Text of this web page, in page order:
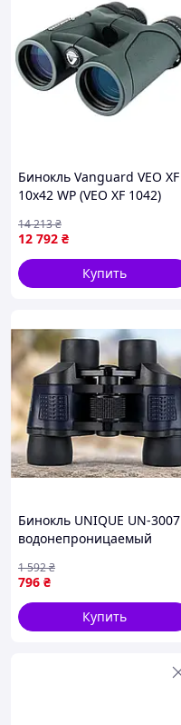
Бинокль Vanguard VEO XF
10x42 WP (VEO XF 1042)
12 792 ₴
14 213₴
Купить
Бинокль UNIQUE UN-3007
водонепроницаемый
большим объективом 60
мм
796 ₴
1 592₴
Купить